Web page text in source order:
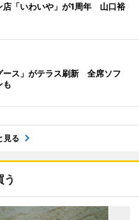
店「いわいや」が1周年 山口裕
ース」がテラス刷新 全席ソフ
も
見る
う